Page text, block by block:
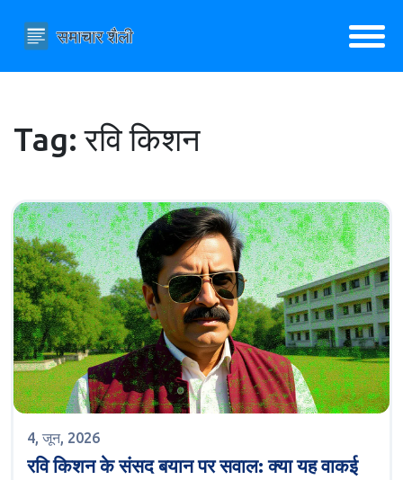
Tag: रवि किशन
4, जून, 2026
रवि किशन के संसद बयान पर सवाल: क्या यह वाकई